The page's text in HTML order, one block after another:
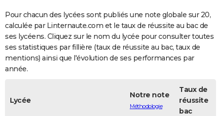
S'inscrire
Se connecter
Lycées
Collèges
Primaires
Universités
Entreprises
Service militaire
Avis de recherche
AVIS DE DÉCÈS
FORUM
Bricolage
Lifestyle
Culture
Sport
Auto
Television
Voyage
Cinema
Pour chacun des lycées sont publiés une note globale sur 20,
calculée par Linternaute.com et le taux de réussite au bac de
ses lycéens. Cliquez sur le nom du lycée pour consulter toutes
ses statistiques par fillière (taux de réussite au bac, taux de
mentions) ainsi que l'évolution de ses performances par
année.
Lycée
Notre note
Méthodologie
Taux de
réussite
bac